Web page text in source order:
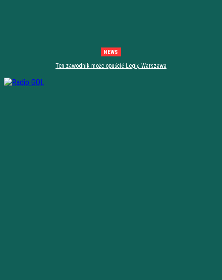
NEWS
Ten zawodnik może opuścić Legię Warszawa